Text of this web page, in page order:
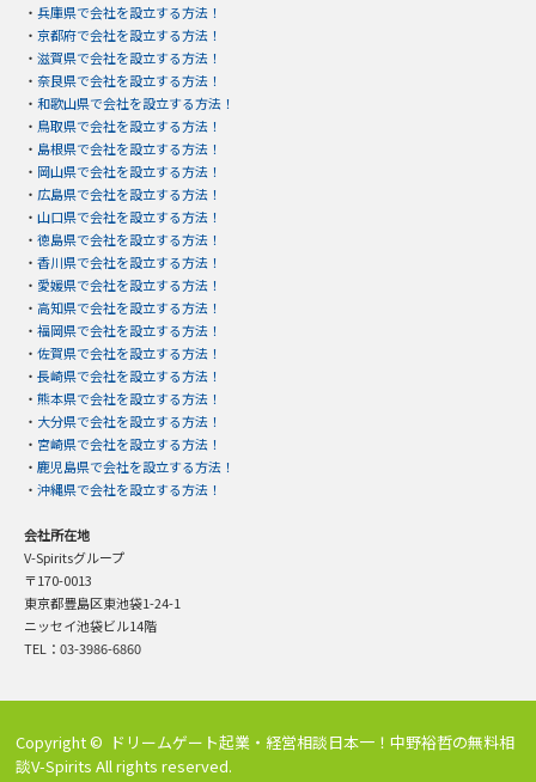
・ 兵庫県で会社を設立する方法！
・ 京都府で会社を設立する方法！
・ 滋賀県で会社を設立する方法！
・ 奈良県で会社を設立する方法！
・ 和歌山県で会社を設立する方法！
・ 鳥取県で会社を設立する方法！
・ 島根県で会社を設立する方法！
・ 岡山県で会社を設立する方法！
・ 広島県で会社を設立する方法！
・ 山口県で会社を設立する方法！
・ 徳島県で会社を設立する方法！
・ 香川県で会社を設立する方法！
・ 愛媛県で会社を設立する方法！
・ 高知県で会社を設立する方法！
・ 福岡県で会社を設立する方法！
・ 佐賀県で会社を設立する方法！
・ 長崎県で会社を設立する方法！
・ 熊本県で会社を設立する方法！
・ 大分県で会社を設立する方法！
・ 宮崎県で会社を設立する方法！
・ 鹿児島県で会社を設立する方法！
・ 沖縄県で会社を設立する方法！
会社所在地
V-Spiritsグループ
〒170-0013
東京都豊島区東池袋1-24-1
ニッセイ池袋ビル14階
TEL：03-3986-6860
Copyright © ドリームゲート起業・経営相談日本一！中野裕哲の無料相
談V-Spirits All rights reserved.